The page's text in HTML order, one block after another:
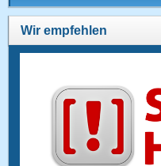
Wir empfehlen